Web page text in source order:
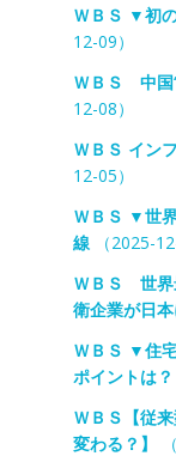
ＷＢＳ ▼初
12-09）
ＷＢＳ 中国
12-08）
ＷＢＳ イン
12-05）
ＷＢＳ ▼世
線（2025-12-
ＷＢＳ 世界
衛企業が日
ＷＢＳ ▼住
ポイントは？
ＷＢＳ【従
変わる？】